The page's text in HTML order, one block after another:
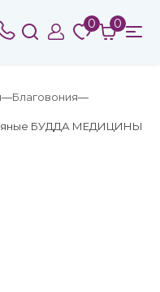
0 0
Благовония
БУДДА МЕДИЦИНЫ